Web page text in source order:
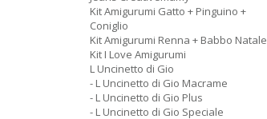
Kit Amigurumi Gatto + Pinguino +
Coniglio
Kit Amigurumi Renna + Babbo Natale
Kit I Love Amigurumi
L Uncinetto di Gio
- L Uncinetto di Gio Macrame
- L Uncinetto di Gio Plus
- L Uncinetto di Gio Speciale